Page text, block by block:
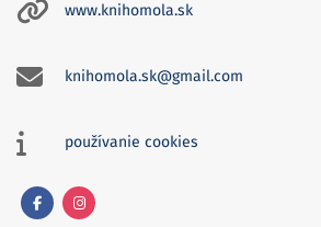
www.knihomola.sk
knihomola.sk@gmail.com
používanie cookies